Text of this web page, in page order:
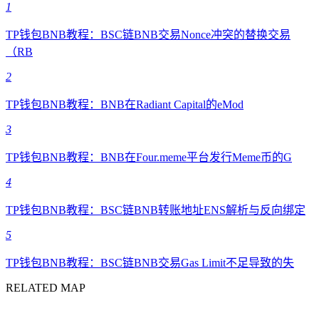
1
TP钱包BNB教程：BSC链BNB交易Nonce冲突的替换交易
（RB
2
TP钱包BNB教程：BNB在Radiant Capital的eMod
3
TP钱包BNB教程：BNB在Four.meme平台发行Meme币的G
4
TP钱包BNB教程：BSC链BNB转账地址ENS解析与反向绑定
5
TP钱包BNB教程：BSC链BNB交易Gas Limit不足导致的失
RELATED MAP